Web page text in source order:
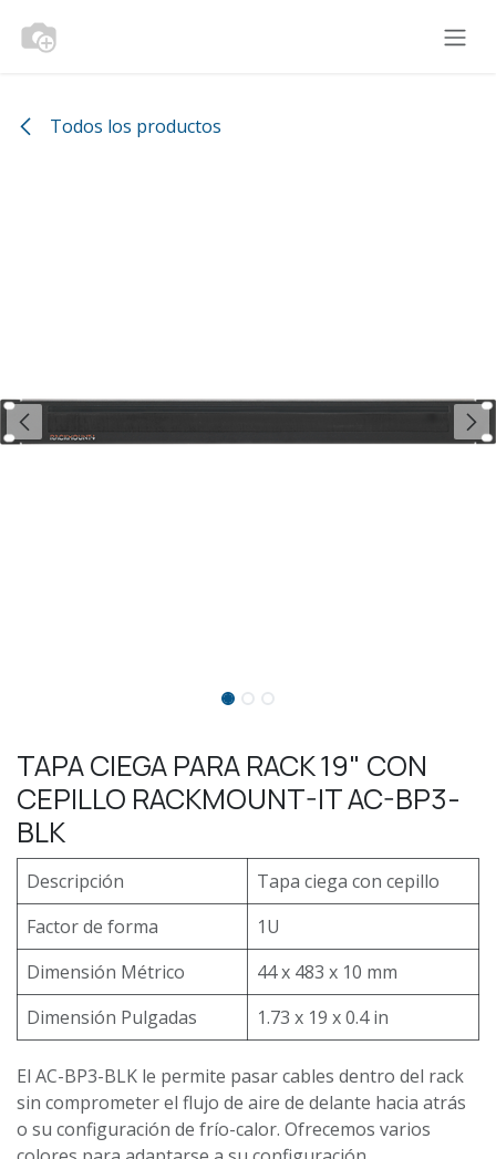
Todos los productos
TAPA CIEGA PARA RACK 19" CON
CEPILLO RACKMOUNT-IT AC-BP3-
BLK
Descripción
Tapa ciega con cepillo
Factor de forma
1U
Dimensión Métrico
44 x 483 x 10 mm
Dimensión Pulgadas
1.73 x 19 x 0.4 in
El AC-BP3-BLK le permite pasar cables dentro del rack
sin comprometer el flujo de aire de delante hacia atrás
o su configuración de frío-calor. Ofrecemos varios